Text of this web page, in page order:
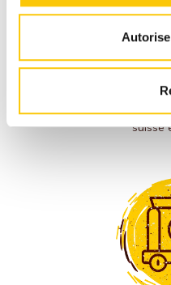
Paiement en toute
suisse